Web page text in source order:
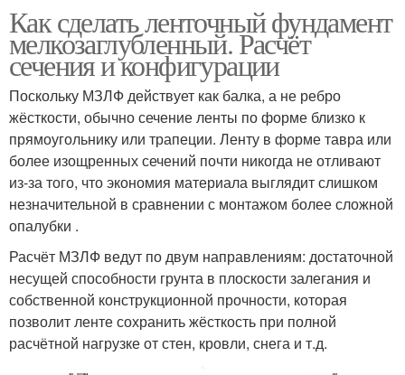
Как сделать ленточный фундамент
мелкозаглубленный. Расчёт
сечения и конфигурации
Поскольку МЗЛФ действует как балка, а не ребро
жёсткости, обычно сечение ленты по форме близко к
прямоугольнику или трапеции. Ленту в форме тавра или
более изощренных сечений почти никогда не отливают
из-за того, что экономия материала выглядит слишком
незначительной в сравнении с монтажом более сложной
опалубки .
Расчёт МЗЛФ ведут по двум направлениям: достаточной
несущей способности грунта в плоскости залегания и
собственной конструкционной прочности, которая
позволит ленте сохранить жёсткость при полной
расчётной нагрузке от стен, кровли, снега и т.д.